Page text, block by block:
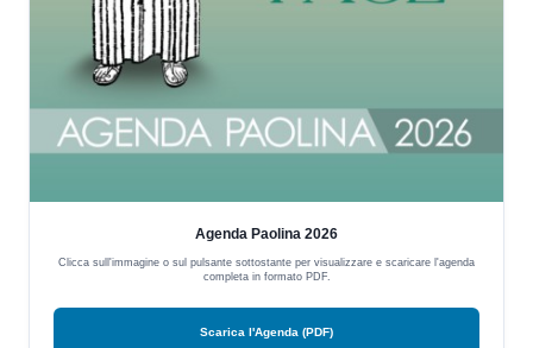
Agenda Paolina 2026
Clicca sull'immagine o sul pulsante sottostante per visualizzare e scaricare l'agenda
completa in formato PDF.
Scarica l'Agenda (PDF)